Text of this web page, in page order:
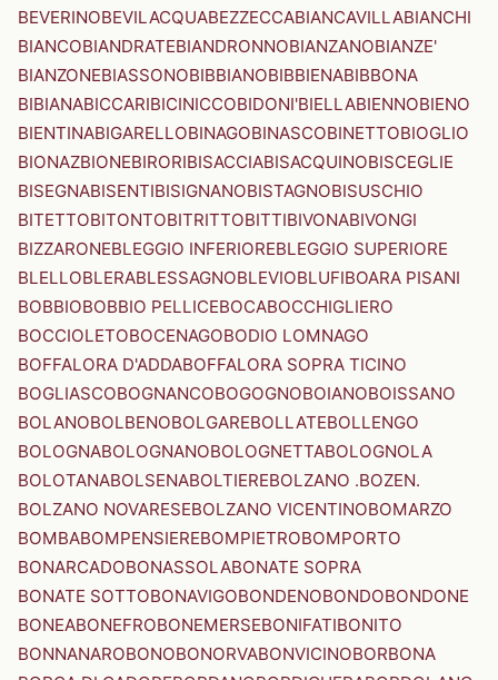
BEVERINOBEVILACQUABEZZECCABIANCAVILLABIANCHI
BIANCOBIANDRATEBIANDRONNOBIANZANOBIANZE'
BIANZONEBIASSONOBIBBIANOBIBBIENABIBBONA
BIBIANABICCARIBICINICCOBIDONI'BIELLABIENNOBIENO
BIENTINABIGARELLOBINAGOBINASCOBINETTOBIOGLIO
BIONAZBIONEBIRORIBISACCIABISACQUINOBISCEGLIE
BISEGNABISENTIBISIGNANOBISTAGNOBISUSCHIO
BITETTOBITONTOBITRITTOBITTIBIVONABIVONGI
BIZZARONEBLEGGIO INFERIOREBLEGGIO SUPERIORE
BLELLOBLERABLESSAGNOBLEVIOBLUFIBOARA PISANI
BOBBIOBOBBIO PELLICEBOCABOCCHIGLIERO
BOCCIOLETOBOCENAGOBODIO LOMNAGO
BOFFALORA D'ADDABOFFALORA SOPRA TICINO
BOGLIASCOBOGNANCOBOGOGNOBOIANOBOISSANO
BOLANOBOLBENOBOLGAREBOLLATEBOLLENGO
BOLOGNABOLOGNANOBOLOGNETTABOLOGNOLA
BOLOTANABOLSENABOLTIEREBOLZANO .BOZEN.
BOLZANO NOVARESEBOLZANO VICENTINOBOMARZO
BOMBABOMPENSIEREBOMPIETROBOMPORTO
BONARCADOBONASSOLABONATE SOPRA
BONATE SOTTOBONAVIGOBONDENOBONDOBONDONE
BONEABONEFROBONEMERSEBONIFATIBONITO
BONNANAROBONOBONORVABONVICINOBORBONA